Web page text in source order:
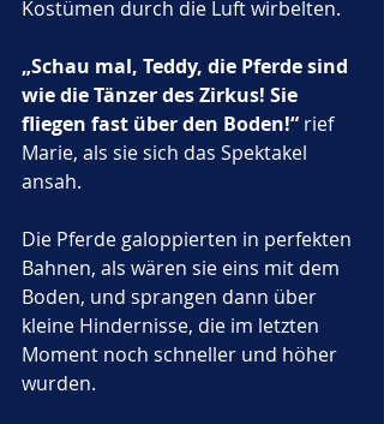
Kostümen durch die Luft wirbelten.
„Schau mal, Teddy, die Pferde sind
wie die Tänzer des Zirkus! Sie
fliegen fast über den Boden!“ rief
Marie, als sie sich das Spektakel
ansah.
Die Pferde galoppierten in perfekten
Bahnen, als wären sie eins mit dem
Boden, und sprangen dann über
kleine Hindernisse, die im letzten
Moment noch schneller und höher
wurden.